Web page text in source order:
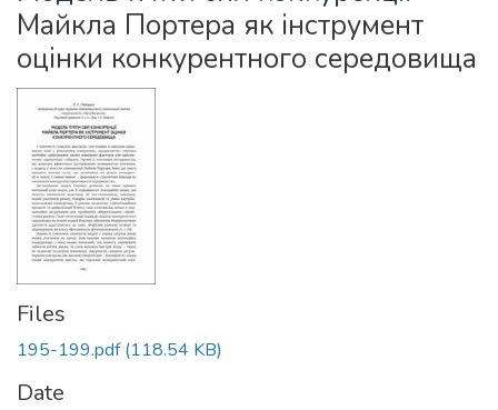
Майкла Портера як інструмент
оцінки конкурентного середовища
Files
195-199.pdf(118.54 KB)
Date